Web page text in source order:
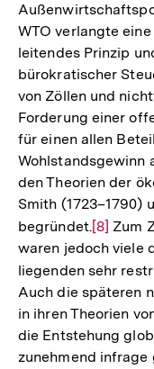
WTO verlangte
leitendes Prinzip
bürokratischer
von Zöllen und
Forderung einer
für einen allen
Wohlstandsgewinn
den Theorien der
Smith (1723–1790)
begründet.Zur
der
Fußnote
[8] Zum
waren jedoch viele
liegenden sehr
Auch die späteren
in ihren Theorien
die Entstehung
zunehmend infrage